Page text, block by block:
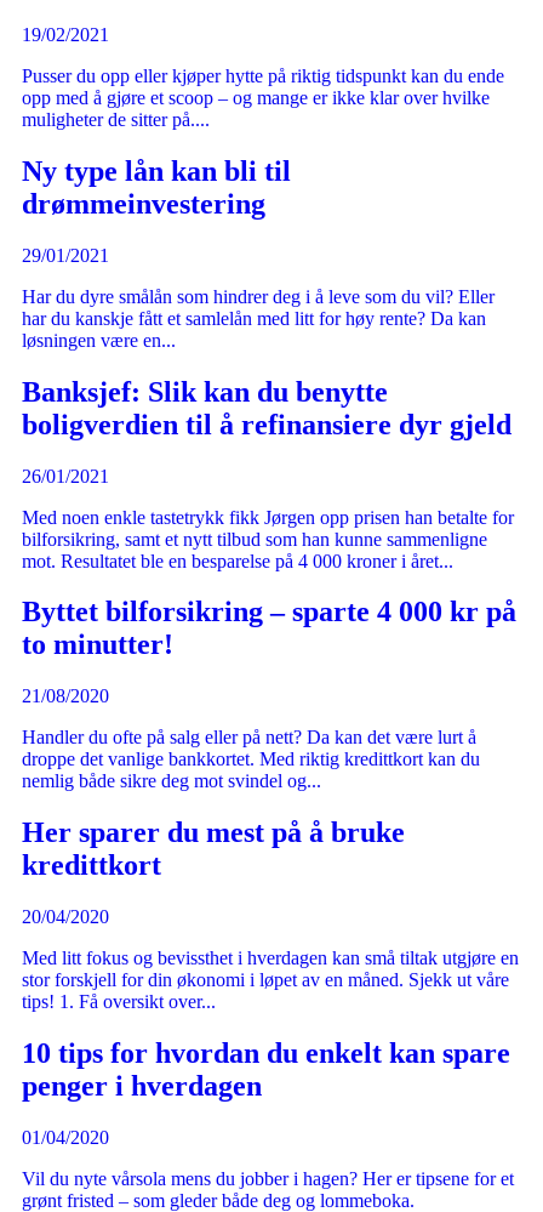
19/02/2021
Pusser du opp eller kjøper hytte på riktig tidspunkt kan du ende
opp med å gjøre et scoop – og mange er ikke klar over hvilke
muligheter de sitter på....
Ny type lån kan bli til
drømmeinvestering
29/01/2021
Har du dyre smålån som hindrer deg i å leve som du vil? Eller
har du kanskje fått et samlelån med litt for høy rente? Da kan
løsningen være en...
Banksjef: Slik kan du benytte
boligverdien til å refinansiere dyr gjeld
26/01/2021
Med noen enkle tastetrykk fikk Jørgen opp prisen han betalte for
bilforsikring, samt et nytt tilbud som han kunne sammenligne
mot. Resultatet ble en besparelse på 4 000 kroner i året...
Byttet bilforsikring – sparte 4 000 kr på
to minutter!
21/08/2020
Handler du ofte på salg eller på nett? Da kan det være lurt å
droppe det vanlige bankkortet. Med riktig kredittkort kan du
nemlig både sikre deg mot svindel og...
Her sparer du mest på å bruke
kredittkort
20/04/2020
Med litt fokus og bevissthet i hverdagen kan små tiltak utgjøre en
stor forskjell for din økonomi i løpet av en måned. Sjekk ut våre
tips! 1. Få oversikt over...
10 tips for hvordan du enkelt kan spare
penger i hverdagen
01/04/2020
Vil du nyte vårsola mens du jobber i hagen? Her er tipsene for et
grønt fristed – som gleder både deg og lommeboka.